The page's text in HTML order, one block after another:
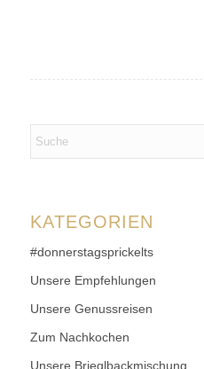
KATEGORIEN
#donnerstagsprickelts
Unsere Empfehlungen
Unsere Genussreisen
Zum Nachkochen
Unsere Brieglbackmischung